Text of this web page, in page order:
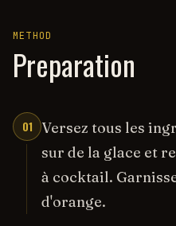
METHOD
Preparation
01
Versez tous les
sur de la glace et
à cocktail.
d'orange.